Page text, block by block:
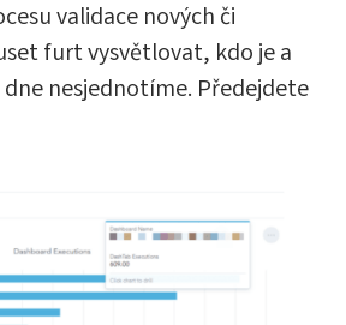
validace nových či
furt vysvětlovat, kdo je a
nesjednotíme. Předejdete